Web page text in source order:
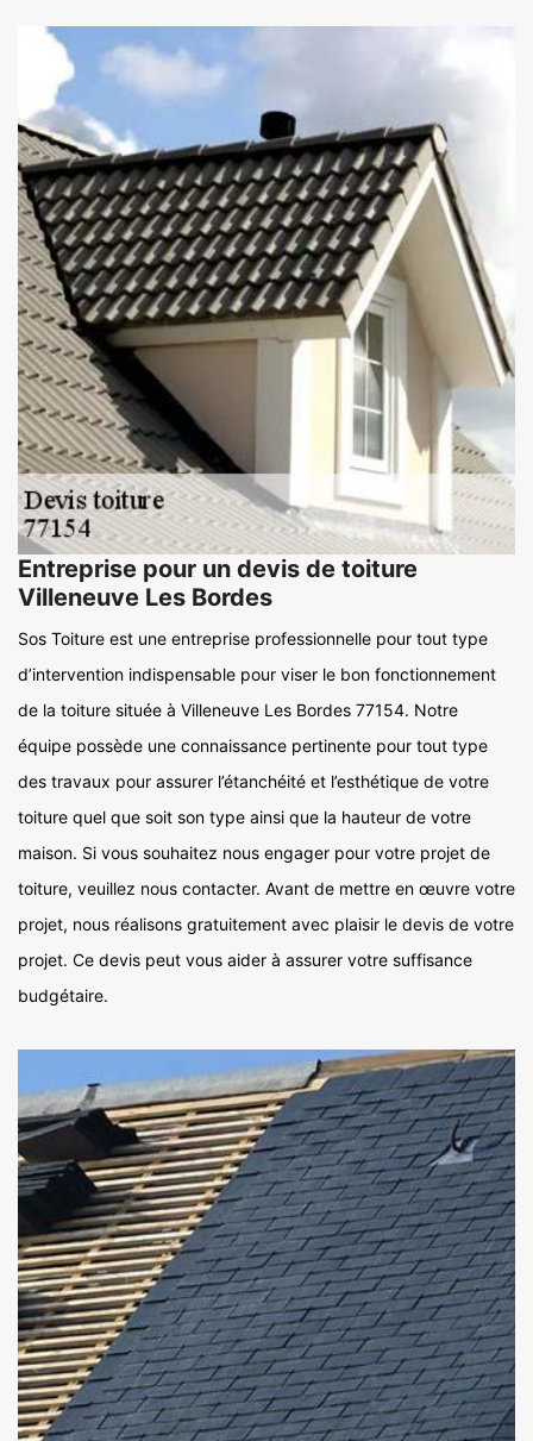
Entreprise pour un devis de toiture
Villeneuve Les Bordes
Sos Toiture est une entreprise professionnelle pour tout type
d’intervention indispensable pour viser le bon fonctionnement
de la toiture située à Villeneuve Les Bordes 77154. Notre
équipe possède une connaissance pertinente pour tout type
des travaux pour assurer l’étanchéité et l’esthétique de votre
toiture quel que soit son type ainsi que la hauteur de votre
maison. Si vous souhaitez nous engager pour votre projet de
toiture, veuillez nous contacter. Avant de mettre en œuvre votre
projet, nous réalisons gratuitement avec plaisir le devis de votre
projet. Ce devis peut vous aider à assurer votre suffisance
budgétaire.